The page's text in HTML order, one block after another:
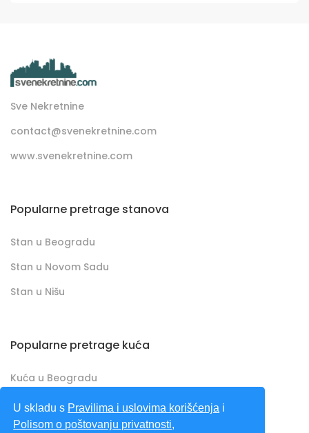
U skladu s Pravilima i uslovima korišćenja i
Polisom o poštovanju privatnosti,
Sve Nekretnine
contact@svenekretnine.com
www.svenekretnine.com
Popularne pretrage stanova
Stan u Beogradu
Stan u Novom Sadu
Stan u Nišu
Popularne pretrage kuća
Kuća u Beogradu
Kuća u Novom Sadu
Kuća u Nišu